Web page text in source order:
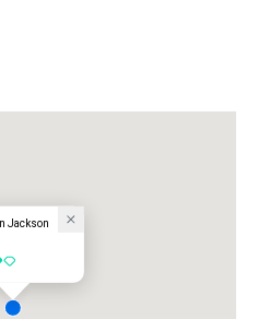
Street ab
Street ab
Pearl Street
Street ab
ab
Jackson